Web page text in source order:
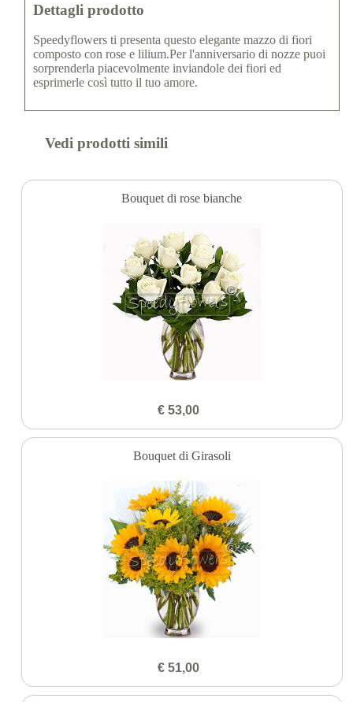
Dettagli prodotto
Speedyflowers ti presenta questo elegante mazzo di fiori
composto con rose e lilium.Per l'anniversario di nozze puoi
sorprenderla piacevolmente inviandole dei fiori ed
esprimerle così tutto il tuo amore.
Vedi prodotti simili
Bouquet di rose bianche
€ 53,00
Bouquet di Girasoli
€ 51,00